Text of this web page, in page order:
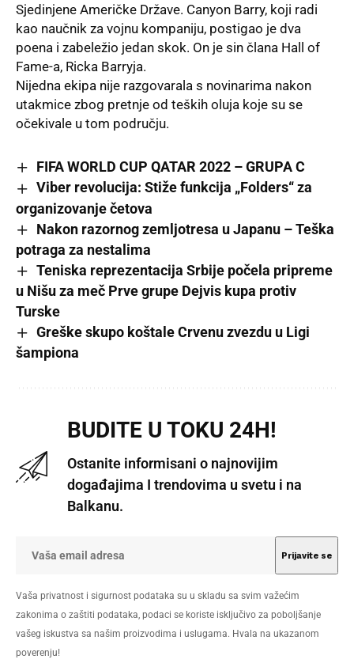
Sjedinjene Američke Države. Canyon Barry, koji radi
kao naučnik za vojnu kompaniju, postigao je dva
poena i zabeležio jedan skok. On je sin člana Hall of
Fame-a, Ricka Barryja.
Nijedna ekipa nije razgovarala s novinarima nakon
utakmice zbog pretnje od teških oluja koje su se
očekivale u tom području.
FIFA WORLD CUP QATAR 2022 – GRUPA C
Viber revolucija: Stiže funkcija „Folders“ za
organizovanje četova
Nakon razornog zemljotresa u Japanu – Teška
potraga za nestalima
Teniska reprezentacija Srbije počela pripreme
u Nišu za meč Prve grupe Dejvis kupa protiv
Turske
Greške skupo koštale Crvenu zvezdu u Ligi
šampiona
BUDITE U TOKU 24H!
Ostanite informisani o najnovijim
događajima I trendovima u svetu i na
Balkanu.
Vaša privatnost i sigurnost podataka su u skladu sa svim važećim
zakonima o zaštiti podataka, podaci se koriste isključivo za poboljšanje
vašeg iskustva sa našim proizvodima i uslugama. Hvala na ukazanom
poverenju!